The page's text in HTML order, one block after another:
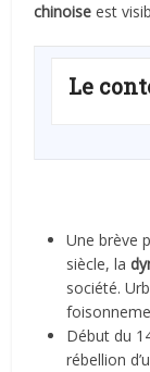
chinoise est
Le
Une brève
siècle, la
société.
Début du
rébellion